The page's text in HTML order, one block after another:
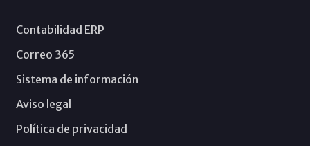
Contabilidad ERP
Correo 365
Sistema de información
Aviso legal
Política de privacidad